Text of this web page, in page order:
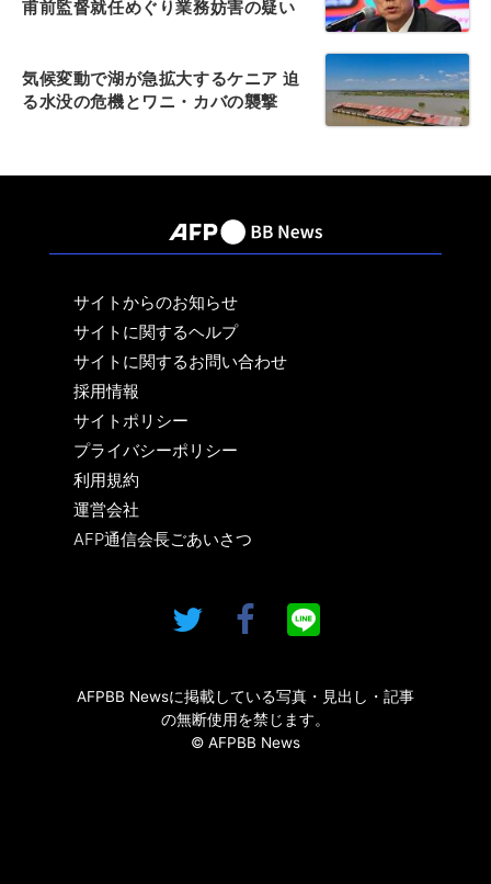
甫前監督就任めぐり業務妨害の疑い
気候変動で湖が急拡大するケニア 迫
る水没の危機とワニ・カバの襲撃
サイトからのお知らせ
サイトに関するヘルプ
サイトに関するお問い合わせ
採用情報
サイトポリシー
プライバシーポリシー
利用規約
運営会社
AFP通信会長ごあいさつ
AFPBB Newsに掲載している写真・見出し・記事
の無断使用を禁じます。
© AFPBB News